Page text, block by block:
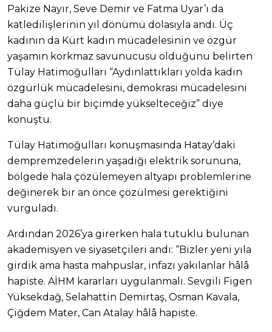
Pakize Nayır, Seve Demir ve Fatma Uyar’ı da
katledilişlerinin yıl dönümü dolasıyla andı. Üç
kadının da Kürt kadın mücadelesinin ve özgür
yaşamın korkmaz savunucusu olduğunu belirten
Tülay Hatimoğulları “Aydınlattıkları yolda kadın
özgürlük mücadelesini, demokrasi mücadelesini
daha güçlü bir biçimde yükselteceğiz” diye
konuştu.
Tülay Hatimoğulları konuşmasında Hatay’daki
dempremzedelerin yaşadığı elektrik sorununa,
bölgede hala çözülemeyen altyapı problemlerine
değinerek bir an önce çözülmesi gerektiğini
vurguladı.
Ardından 2026’ya girerken hala tutuklu bulunan
akademisyen ve siyasetçileri andı: “Bizler yeni yıla
girdik ama hasta mahpuslar, infazı yakılanlar hâlâ
hapiste. AİHM kararları uygulanmalı. Sevgili Figen
Yüksekdağ, Selahattin Demirtaş, Osman Kavala,
Çiğdem Mater, Can Atalay hâlâ hapiste.